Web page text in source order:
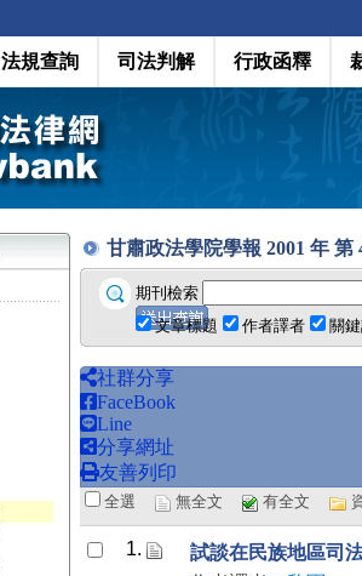
法規查詢 司法判解 行政函釋
甘肅政法學院學報 2001 年 第
期刊檢索
文章標題
作者譯者 關
社群分享
FaceBook
Line
分享網址
友善列印
全選 無全文 有全文
1.
試談在民族地區司